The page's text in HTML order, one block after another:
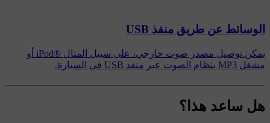
الوسائط عن طريق منفذ USB
يمكن توصيل مصدر صوت خارجي، على سبيل المثال ®iPod أو
مشغل MP3 بنظام الصوت عبر منفذ USB في السيارة.
هل ساعد هذا؟